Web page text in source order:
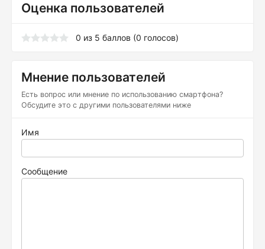
Оценка пользователей
0 из 5 баллов (0 голосов)
Мнение пользователей
Есть вопрос или мнение по использованию смартфона?
Обсудите это с другими пользователями ниже
Имя
Сообщение